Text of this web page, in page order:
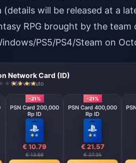
(details will be released at a
RPG brought by the
PS5/PS4/Steam on
Network Card (ID)
960 venduto
-21%
PSN Card 200,000
Rp ID
€ 10.79
€ 13.68
-21%
PSN Card 400,000
Rp ID
€ 21.57
€ 27.35